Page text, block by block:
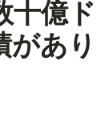
十億ド
があり